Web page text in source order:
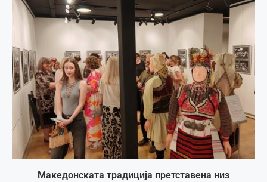
Македонската традиција претставена низ